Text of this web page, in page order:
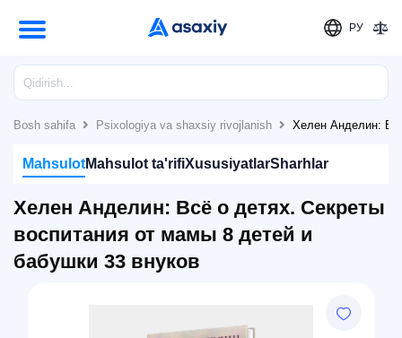
РУ
Bosh sahifa Psixologiya va shaxsiy rivojlanish Хелен Анделин:
MahsulotMahsulot ta'rifiXususiyatlarSharhlar
Хелен Анделин: Всё о детях. Секреты
воспитания от мамы 8 детей и
бабушки 33 внуков